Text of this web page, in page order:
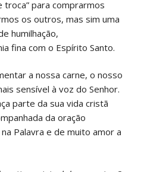
troca” para comprarmos
os outros, mas sim uma
humilhação,
fina com o Espírito Santo.
a nossa carne, o nosso
sensível à voz do Senhor.
parte da sua vida cristã
da oração
Palavra e de muito amor a